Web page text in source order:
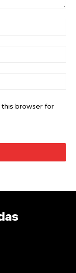
this browser for